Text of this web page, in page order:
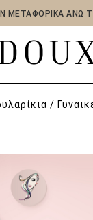
ΜΕΤΑΦΟΡΙΚΑ ΑΝΩ
/